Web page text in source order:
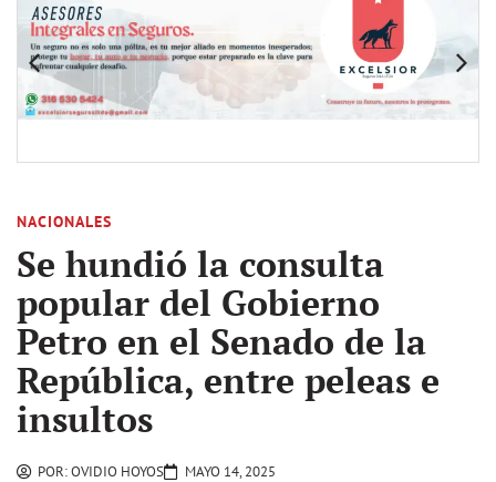
NACIONALES
Se hundió la consulta
popular del Gobierno
Petro en el Senado de la
República, entre peleas e
insultos
POR:OVIDIO HOYOS MAYO 14, 2025